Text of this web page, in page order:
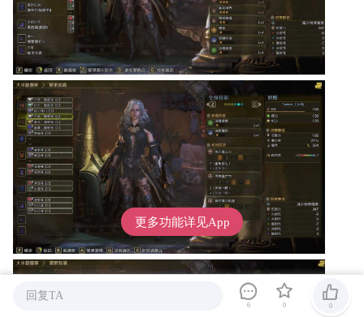
回复TA
6 0 0
更多功能详见App